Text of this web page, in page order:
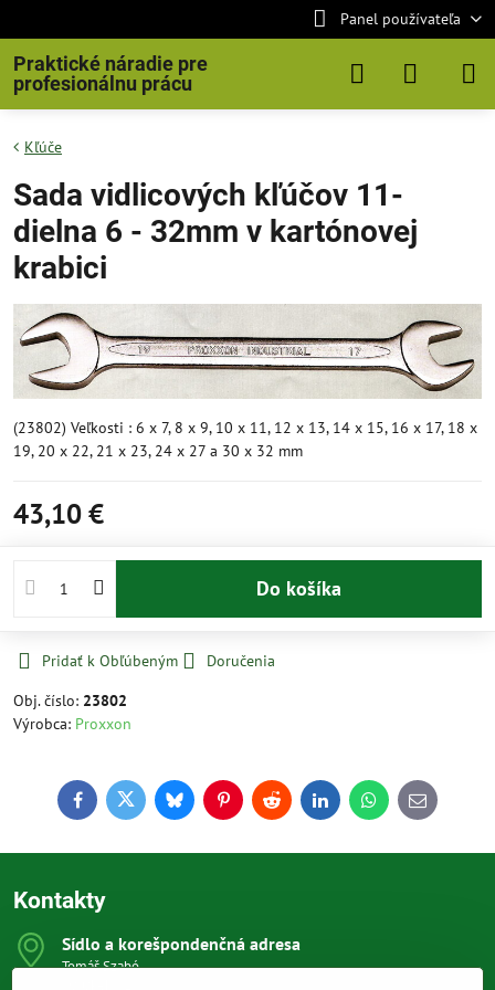
Panel používateľa
Praktické náradie pre
profesionálnu prácu
Kľúče
Sada vidlicových kľúčov 11-
dielna 6 - 32mm v kartónovej
krabici
(23802) Veľkosti : 6 x 7, 8 x 9, 10 x 11, 12 x 13, 14 x 15, 16 x 17, 18 x
19, 20 x 22, 21 x 23, 24 x 27 a 30 x 32 mm
43,10 €
Do košíka
Pridať k Obľúbeným
Doručenia
Obj. číslo: 23802
Výrobca: Proxxon
FacebookTwitterBlueskyPinterestReddit LinkedInWhatsApp
E-
mail
Kontakty
Sídlo a korešpondenčná adresa
Tomáš Szabó